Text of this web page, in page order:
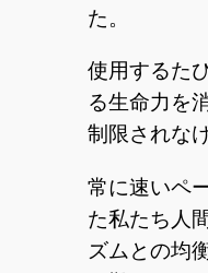
た。
使用するた
る生命力を
制限されな
常に速いペ
た私たち人
ズムとの均